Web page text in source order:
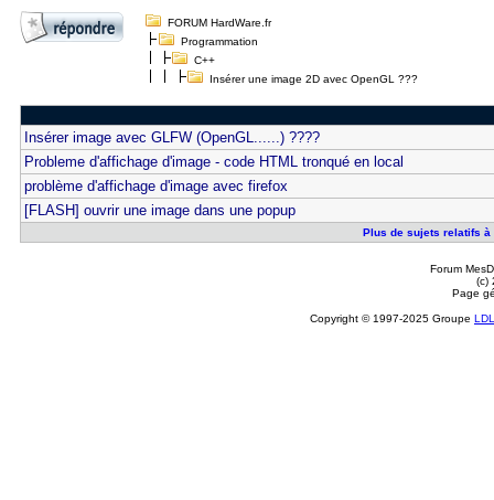
FORUM HardWare.fr
Programmation
C++
Insérer une image 2D avec OpenGL ???
Insérer image avec GLFW (OpenGL......) ????
Probleme d'affichage d'image - code HTML tronqué en local
problème d'affichage d'image avec firefox
[FLASH] ouvrir une image dans une popup
Plus de sujets relatifs à
Forum
(c)
Page
Copyright © 1997-2025 Groupe